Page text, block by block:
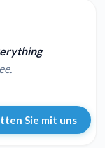
Sie mit uns